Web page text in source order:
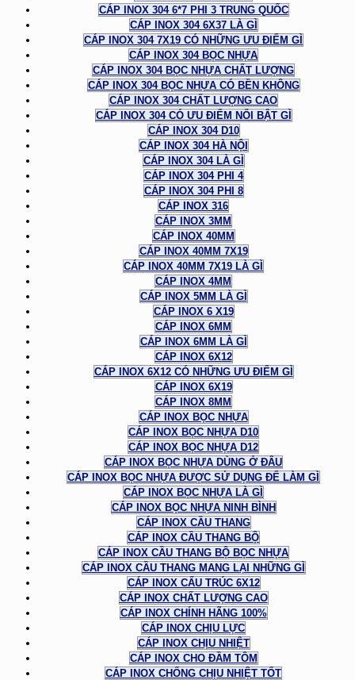
CÁP INOX 304 6*7 PHI 3 TRUNG QUỐC
CÁP INOX 304 6X37 LÀ GÌ
CÁP INOX 304 7X19 CÓ NHỮNG ƯU ĐIỂM GÌ
CÁP INOX 304 BỌC NHỰA
CÁP INOX 304 BỌC NHỰA CHẤT LƯỢNG
CÁP INOX 304 BỌC NHỰA CÓ BỀN KHÔNG
CÁP INOX 304 CHẤT LƯỢNG CAO
CÁP INOX 304 CÓ ƯU ĐIỂM NỔI BẬT GÌ
CÁP INOX 304 D10
CÁP INOX 304 HÀ NỘI
CÁP INOX 304 LÀ GÌ
CÁP INOX 304 PHI 4
CÁP INOX 304 PHI 8
CÁP INOX 316
CÁP INOX 3MM
CÁP INOX 40MM
CÁP INOX 40MM 7X19
CÁP INOX 40MM 7X19 LÀ GÌ
CÁP INOX 4MM
CÁP INOX 5MM LÀ GÌ
CÁP INOX 6 X19
CÁP INOX 6MM
CÁP INOX 6MM LÀ GÌ
CÁP INOX 6X12
CÁP INOX 6X12 CÓ NHỮNG ƯU ĐIỂM GÌ
CÁP INOX 6X19
CÁP INOX 8MM
CÁP INOX BỌC NHỰA
CÁP INOX BỌC NHỰA D10
CÁP INOX BỌC NHỰA D12
CÁP INOX BỌC NHỰA DÙNG Ở ĐÂU
CÁP INOX BỌC NHỰA ĐƯỢC SỬ DỤNG ĐỂ LÀM GÌ
CÁP INOX BỌC NHỰA LÀ GÌ
CÁP INOX BỌC NHỰA NINH BÌNH
CÁP INOX CẦU THANG
CÁP INOX CẦU THANG BỘ
CÁP INOX CẦU THANG BỘ BỌC NHỰA
CÁP INOX CẦU THANG MANG LẠI NHỮNG GÌ
CÁP INOX CẤU TRÚC 6X12
CÁP INOX CHẤT LƯỢNG CAO
CÁP INOX CHÍNH HÃNG 100%
CÁP INOX CHỊU LỰC
CÁP INOX CHỊU NHIỆT
CÁP INOX CHO ĐẦM TÔM
CÁP INOX CHỐNG CHỊU NHIỆT TỐT